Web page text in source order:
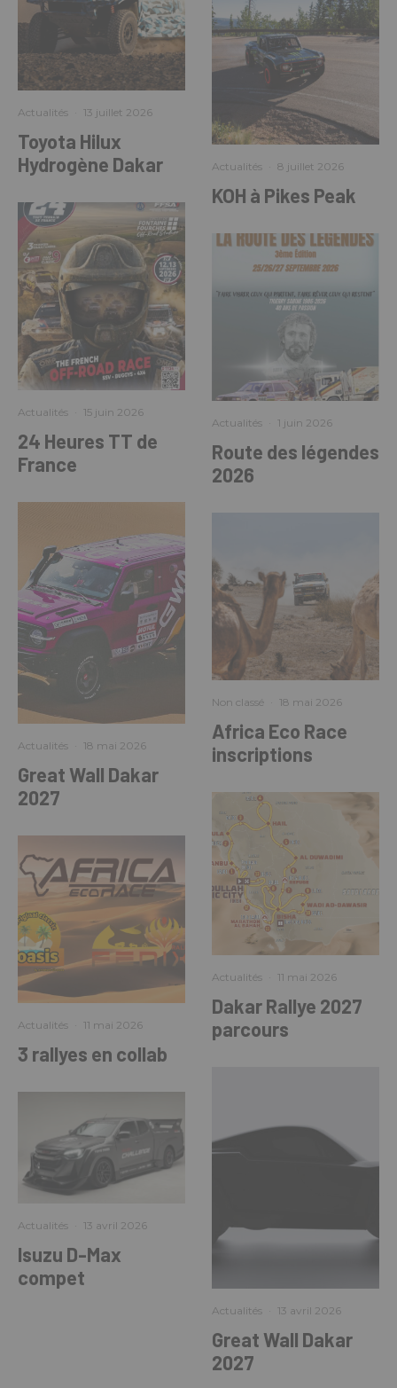
Actualités 13 juillet 2026
Toyota Hilux
Hydrogène Dakar
Actualités 15 juin 2026
24 Heures TT de
France
Actualités 18 mai 2026
Great Wall Dakar
2027
Actualités 11 mai 2026
3 rallyes en collab
Actualités 13 avril 2026
Isuzu D-Max
compet
Actualités 8 juillet 2026
KOH à Pikes Peak
Actualités 1 juin 2026
Route des légendes
2026
Non classé 18 mai 2026
Africa Eco Race
inscriptions
Actualités 11 mai 2026
Dakar Rallye 2027
parcours
Actualités 13 avril 2026
Great Wall Dakar
2027